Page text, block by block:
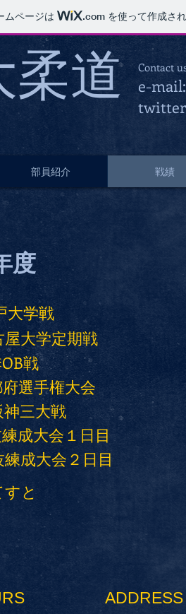
ムページは .comを使って作成さ
道 Contact
e-
部員紹介 戦績
度
大学戦
屋大学定期戦
OB戦
府選手権大会
神三大戦
練成大会１日目
練成大会２日目
すと
ADDRESS